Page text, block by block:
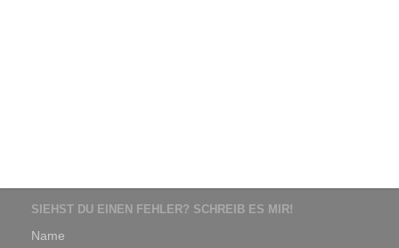
SIEHST DU EINEN FEHLER? SCHREIB ES MIR!
Name